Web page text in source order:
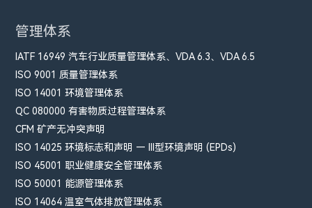
管理体系
IATF 16949 汽车行业质量管理体系、VDA 6.3、VDA 6.5
ISO 9001 质量管理体系
ISO 14001 环境管理体系
QC 080000 有害物质过程管理体系
CFM​ 矿产无冲突声明
ISO 14025 环境标志和声明 — III型环境声明 (EPDs)
ISO 45001 职业健康安全管理体系
ISO 50001 能源管理体系
ISO 14064 温室气体排放管理体系